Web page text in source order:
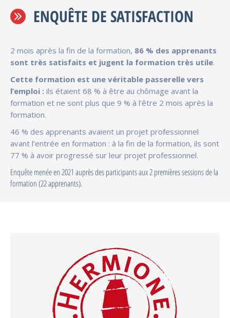
ENQUÊTE DE SATISFACTION
2 mois après la fin de la formation, 86 % des apprenants
sont très satisfaits et jugent la formation très utile.
Cette formation est une véritable passerelle vers
l’emploi : ils étaient 68 % à être au chômage avant la
formation et ne sont plus que 9 % à l’être 2 mois après la
formation.
46 % des apprenants avaient un projet professionnel
avant l’entrée en formation : à la fin de la formation, ils sont
77 % à avoir progressé sur leur projet professionnel.
Enquête menée en 2021 auprès des participants aux 2 premières sessions de la
formation (22 apprenants).